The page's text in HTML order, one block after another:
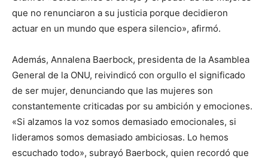
que no renunciaron a su justicia porque decidieron
actuar en un mundo que espera silencio», afirmó.
Además, Annalena Baerbock, presidenta de la Asamblea
General de la ONU, reivindicó con orgullo el significado
de ser mujer, denunciando que las mujeres son
constantemente criticadas por su ambición y emociones.
«Si alzamos la voz somos demasiado emocionales, si
lideramos somos demasiado ambiciosas. Lo hemos
escuchado todo», subrayó Baerbock, quien recordó que